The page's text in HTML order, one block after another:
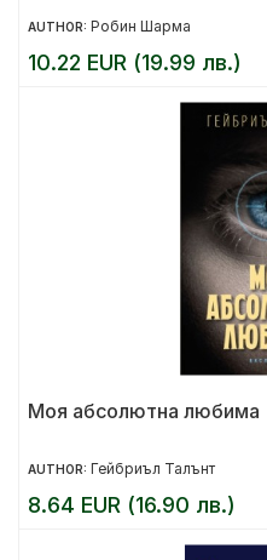
AUTHOR: Робин Шарма
10.22 EUR (19.99 лв.)
Моя абсолютна любима
AUTHOR: Гейбриъл Талънт
8.64 EUR (16.90 лв.)